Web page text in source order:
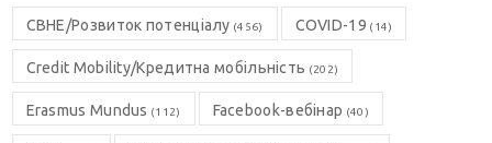
CBHE/Розвиток потенціалу (456) COVID-19 (14)
Credit Mobility/Кредитна мобільність (202)
Erasmus Mundus (112) Facebook-вебінар (40)